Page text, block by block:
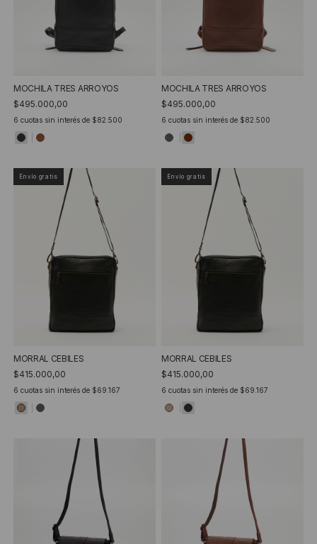
MOCHILA TRES ARROYOS
$495.000,00
6 cuotas sin interés de $82.500
MOCHILA TRES ARROYOS
$495.000,00
6 cuotas sin interés de $82.500
Envío gratis
MORRAL CEBILES
$415.000,00
6 cuotas sin interés de $69.167
Envío gratis
MORRAL CEBILES
$415.000,00
6 cuotas sin interés de $69.167